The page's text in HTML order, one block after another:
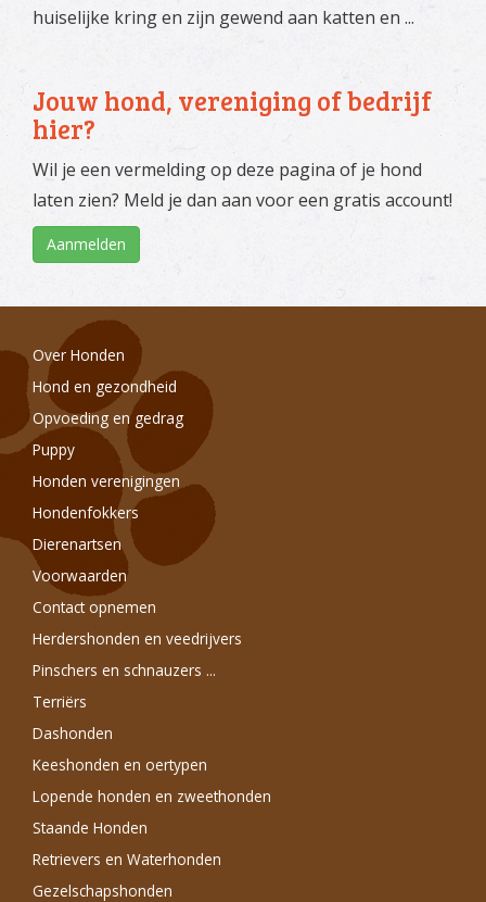
huiselijke kring en zijn gewend aan katten en ...
Jouw hond, vereniging of bedrijf
hier?
Wil je een vermelding op deze pagina of je hond
laten zien? Meld je dan aan voor een gratis account!
Aanmelden
Over Honden
Hond en gezondheid
Opvoeding en gedrag
Puppy
Honden verenigingen
Hondenfokkers
Dierenartsen
Voorwaarden
Contact opnemen
Herdershonden en veedrijvers
Pinschers en schnauzers ...
Terriërs
Dashonden
Keeshonden en oertypen
Lopende honden en zweethonden
Staande Honden
Retrievers en Waterhonden
Gezelschapshonden